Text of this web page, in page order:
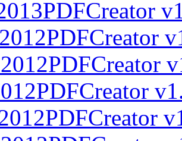
PDFCreator
PDFCreator
PDFCreator
PDFCreator
PDFCreator